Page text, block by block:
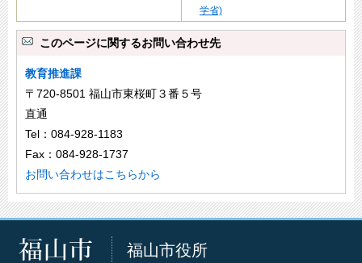
学省)
このページに関するお問い合わせ先
教育推進課
〒720-8501 福山市東桜町３番５号
直通
Tel：084-928-1183
Fax：084-928-1737
お問い合わせはこちらから
福山市役所